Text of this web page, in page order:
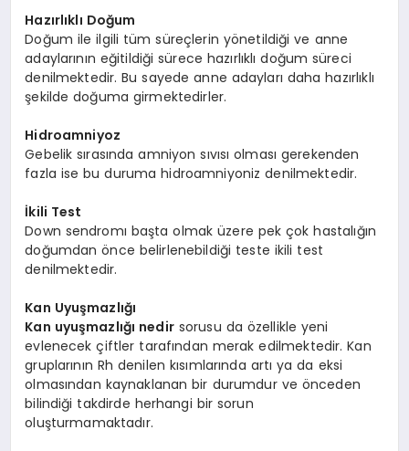
Hazırlıklı Doğum
Doğum ile ilgili tüm süreçlerin yönetildiği ve anne
adaylarının eğitildiği sürece hazırlıklı doğum süreci
denilmektedir. Bu sayede anne adayları daha hazırlıklı
şekilde doğuma girmektedirler.
Hidroamniyoz
Gebelik sırasında amniyon sıvısı olması gerekenden
fazla ise bu duruma hidroamniyoniz denilmektedir.
İkili Test
Down sendromı başta olmak üzere pek çok hastalığın
doğumdan önce belirlenebildiği teste ikili test
denilmektedir.
Kan Uyuşmazlığı
Kan uyuşmazlığı nedirsorusu da özellikle yeni
evlenecek çiftler tarafından merak edilmektedir. Kan
gruplarının Rh denilen kısımlarında artı ya da eksi
olmasından kaynaklanan bir durumdur ve önceden
bilindiği takdirde herhangi bir sorun
oluşturmamaktadır.